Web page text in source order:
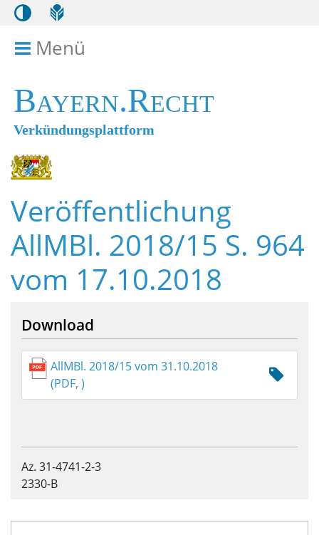
Menü
Bayern.Recht
Verkündungsplattform
Veröffentlichung
AllMBl. 2018/15 S. 964
vom 17.10.2018
Download
AllMBl. 2018/15 vom 31.10.2018
(PDF, )
Az. 31-4741-2-3
2330-B